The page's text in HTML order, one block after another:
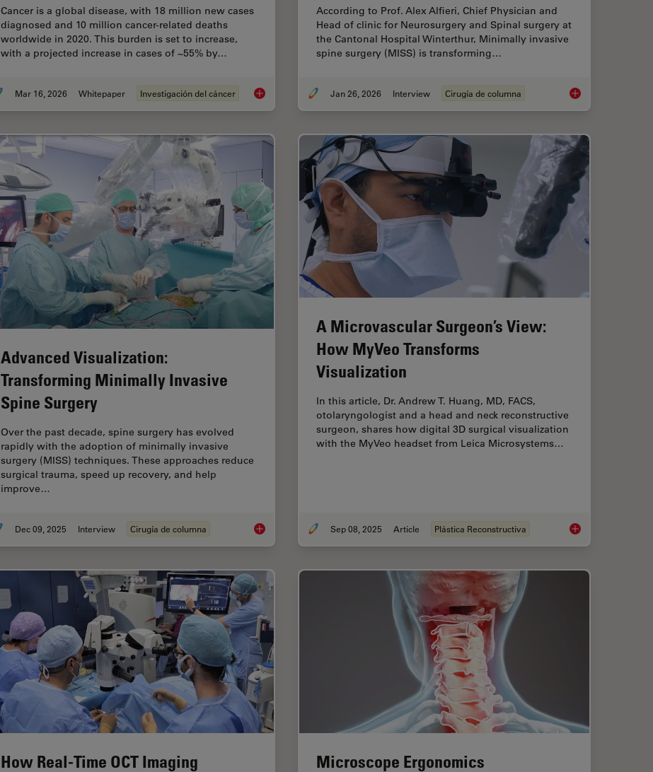
Cancer is a global disease, with 18 million new cases
diagnosed and 10 million cancer-related deaths
worldwide in 2020. This burden is set to increase,
with a projected increase in cases of ~55% by…
Mar 16, 2026 Whitepaper Investigación del cáncer History, Developments and Trends of Microscopy in Cancer Research
According to Prof. Alex Alfieri, Chief Physician and
Head of clinic for Neurosurgery and Spinal surgery at
the Cantonal Hospital Winterthur, Minimally invasive
spine surgery (MISS) is transforming…
Jan 26, 2026 Interview Cirugía de columna Flexibility and
Advanced Visualization:
Transforming Minimally Invasive
Spine Surgery
Over the past decade, spine surgery has evolved
rapidly with the adoption of minimally invasive
surgery (MISS) techniques. These approaches reduce
surgical trauma, speed up recovery, and help
improve…
Dec 09, 2025 Interview Cirugía de columna Advanced Visualization: Transforming Minimally Invasive Spine Surgery
A Microvascular Surgeon’s View:
How MyVeo Transforms
Visualization
In this article, Dr. Andrew T. Huang, MD, FACS,
otolaryngologist and a head and neck reconstructive
surgeon, shares how digital 3D surgical visualization
with the MyVeo headset from Leica Microsystems…
Sep 08, 2025 Article Plástica Reconstructiva A Microvascular
How Real-Time OCT Imaging
Microscope Ergonomics